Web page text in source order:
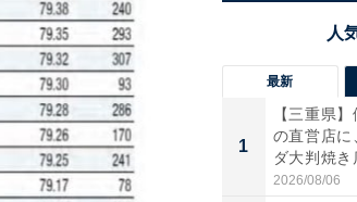
最新
1
【三重県
の直営店に
ダ大判焼き
伊...
2026/08/06